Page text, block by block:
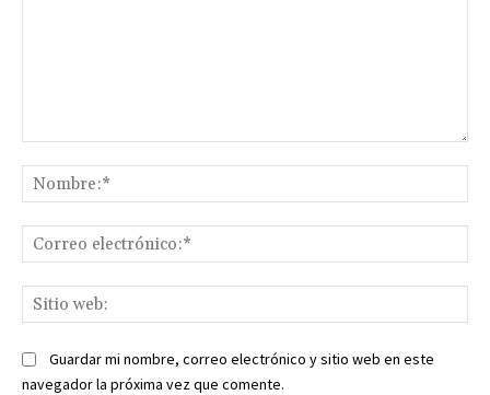
Guardar mi nombre, correo electrónico y sitio web en este
navegador la próxima vez que comente.